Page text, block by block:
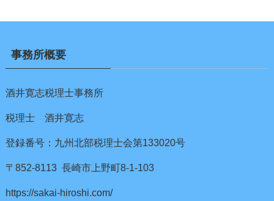
事務所概要
酒井寛志税理士事務所
税理士 酒井寛志
登録番号：九州北部税理士会第133020号
〒852-8113 長崎市上野町8-1-103
https://sakai-hiroshi.com/